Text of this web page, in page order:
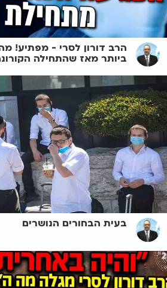
הרב דורון לסרי - מפתיע!
ביותר מאז שהתחילה
בעית הבחורים הנושרים